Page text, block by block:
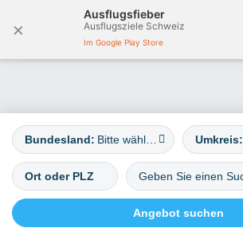
×
Ausflugsfieber
Ausflugsziele Schweiz
Im Google Play Store
Bundesland: Umkreis: